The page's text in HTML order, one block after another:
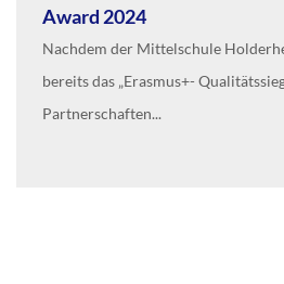
Award 2024
Nachdem der Mittelschule
bereits das „Erasmus+-
Partnerschaften...